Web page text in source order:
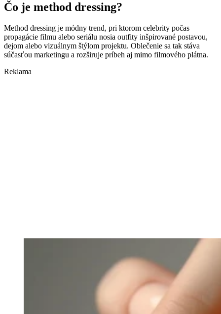
Čo je method dressing?
Method dressing je módny trend, pri ktorom celebrity počas
propagácie filmu alebo seriálu nosia outfity inšpirované postavou,
dejom alebo vizuálnym štýlom projektu. Oblečenie sa tak stáva
súčasťou marketingu a rozširuje príbeh aj mimo filmového plátna.
Reklama